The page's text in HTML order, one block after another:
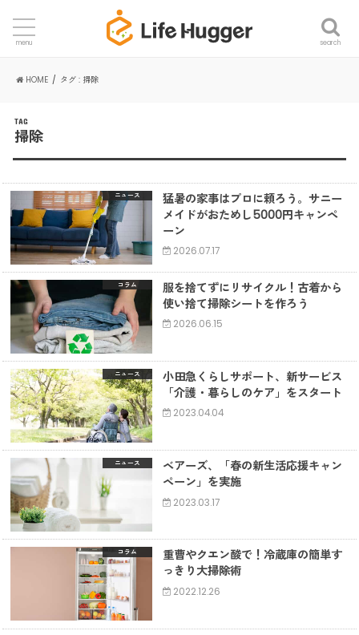
search
menu
HOME タグ : 掃除
TAG
掃除
ニュース
猛暑の家事はプロに頼ろう。サニー
メイドがおためし5000円キャンペ
ーン
2026.07.17
コラム
服を捨てずにリサイクル！古着から
使い捨て掃除シートを作ろう
2026.06.15
ニュース
小田急くらしサポート、新サービス
「介護・暮らしのケア」をスタート
2023.04.04
ニュース
ベアーズ、「春の新生活応援キャン
ペーン」を実施
2023.03.17
コラム
重曹やクエン酸で！冷蔵庫の簡単す
っきり大掃除術
2022.12.26